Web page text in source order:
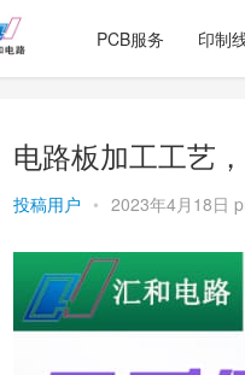
PCB服务 印制
电路板加工工艺
投稿用户 • 2023年4月18日